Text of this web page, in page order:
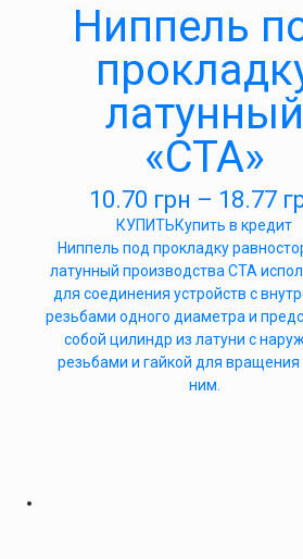
Ниппель
латунный
«СТА»
10.70 грн – 18.77
КУПИТЬКупить в кредит
Ниппель под прокладку
латунный производства СТА
для соединения устройств с
резьбами одного диаметра и
собой цилиндр из латуни с
резьбами и гайкой для
ним.